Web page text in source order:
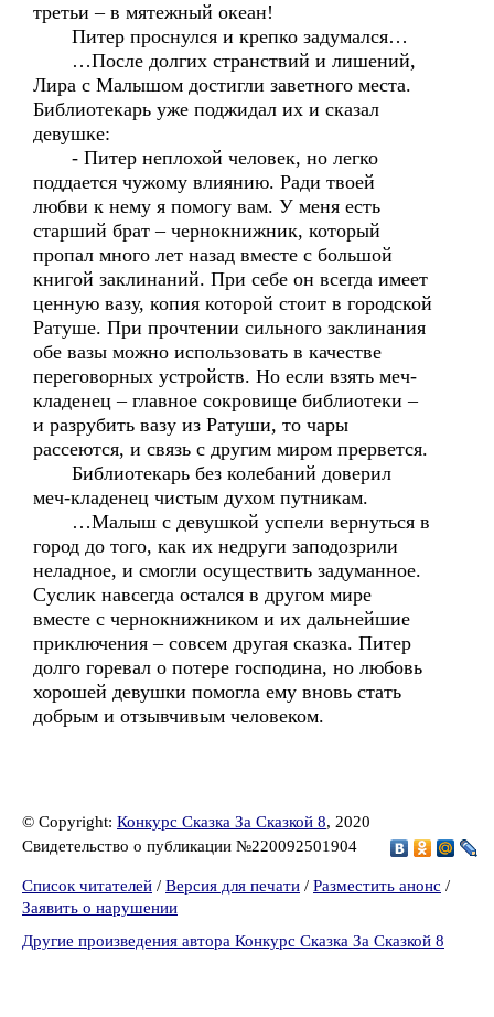
третьи – в мятежный океан!
Питер проснулся и крепко задумался…
…После долгих странствий и лишений,
Лира с Малышом достигли заветного места.
Библиотекарь уже поджидал их и сказал
девушке:
- Питер неплохой человек, но легко
поддается чужому влиянию. Ради твоей
любви к нему я помогу вам. У меня есть
старший брат – чернокнижник, который
пропал много лет назад вместе с большой
книгой заклинаний. При себе он всегда имеет
ценную вазу, копия которой стоит в городской
Ратуше. При прочтении сильного заклинания
обе вазы можно использовать в качестве
переговорных устройств. Но если взять меч-
кладенец – главное сокровище библиотеки –
и разрубить вазу из Ратуши, то чары
рассеются, и связь с другим миром прервется.
Библиотекарь без колебаний доверил
меч-кладенец чистым духом путникам.
…Малыш с девушкой успели вернуться в
город до того, как их недруги заподозрили
неладное, и смогли осуществить задуманное.
Суслик навсегда остался в другом мире
вместе с чернокнижником и их дальнейшие
приключения – совсем другая сказка. Питер
долго горевал о потере господина, но любовь
хорошей девушки помогла ему вновь стать
добрым и отзывчивым человеком.
© Copyright: Конкурс Сказка За Сказкой 8, 2020
Свидетельство о публикации №220092501904
Список читателей / Версия для печати / Разместить анонс /
Заявить о нарушении
Другие произведения автора Конкурс Сказка За Сказкой 8